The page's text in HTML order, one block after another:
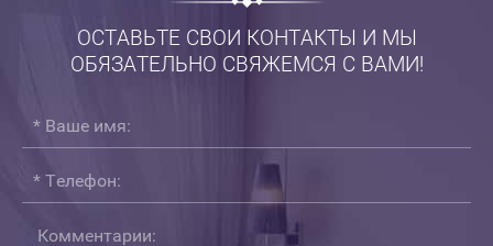
ОСТАВЬТЕ СВОИ КОНТАКТЫ И МЫ
ОБЯЗАТЕЛЬНО СВЯЖЕМСЯ С ВАМИ!